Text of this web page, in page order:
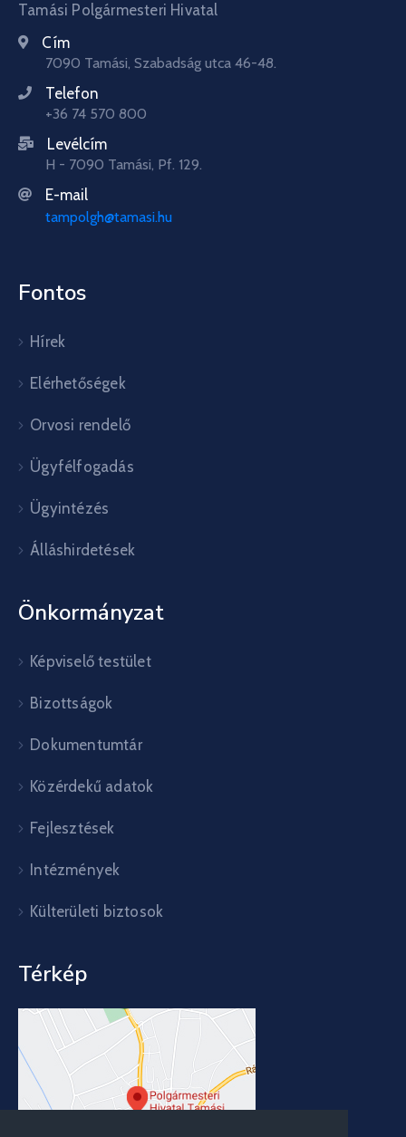
Tamási Polgármesteri Hivatal
Cím
7090 Tamási, Szabadság utca 46-48.
Telefon
+36 74 570 800
Levélcím
H - 7090 Tamási, Pf. 129.
E-mail
tampolgh@tamasi.hu
Fontos
Hírek
Elérhetőségek
Orvosi rendelő
Ügyfélfogadás
Ügyintézés
Álláshirdetések
Önkormányzat
Képviselő testület
Bizottságok
Dokumentumtár
Közérdekű adatok
Fejlesztések
Intézmények
Külterületi biztosok
Térkép